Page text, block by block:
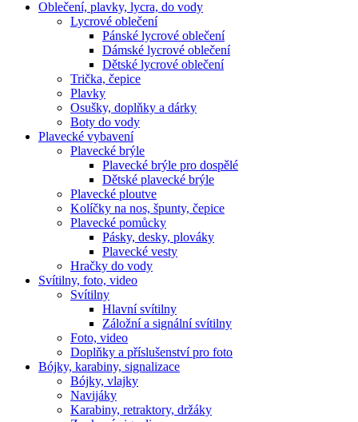
Oblečení, plavky, lycra, do vody
Lycrové oblečení
Pánské lycrové oblečení
Dámské lycrové oblečení
Dětské lycrové oblečení
Trička, čepice
Plavky
Osušky, doplňky a dárky
Boty do vody
Plavecké vybavení
Plavecké brýle
Plavecké brýle pro dospělé
Dětské plavecké brýle
Plavecké ploutve
Kolíčky na nos, špunty, čepice
Plavecké pomůcky
Pásky, desky, plováky
Plavecké vesty
Hračky do vody
Svítilny, foto, video
Svítilny
Hlavní svítilny
Záložní a signální svítilny
Foto, video
Doplňky a příslušenství pro foto
Bójky, karabiny, signalizace
Bójky, vlajky
Navijáky
Karabiny, retraktory, držáky